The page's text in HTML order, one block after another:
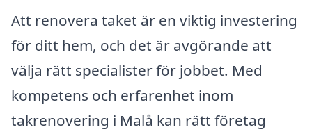
Att renovera taket är en viktig investering
för ditt hem, och det är avgörande att
välja rätt specialister för jobbet. Med
kompetens och erfarenhet inom
takrenovering i Malå kan rätt företag